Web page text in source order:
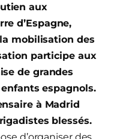
aux
d’Espagne,
mobilisation des
participe aux
de grandes
espagnols.
à Madrid
blessés.